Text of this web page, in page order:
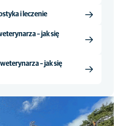
i leczenie
– jak się
– jak się